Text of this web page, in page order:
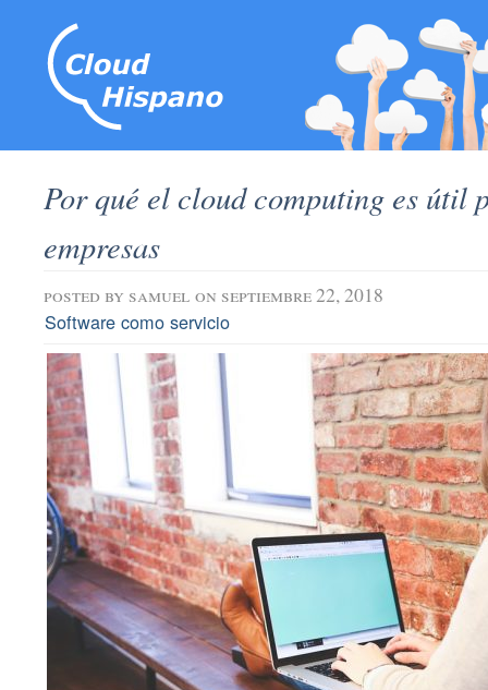
Por qué el cloud computing es útil
empresas
posted by samuel on septiembre 22, 2018
Software como servicio